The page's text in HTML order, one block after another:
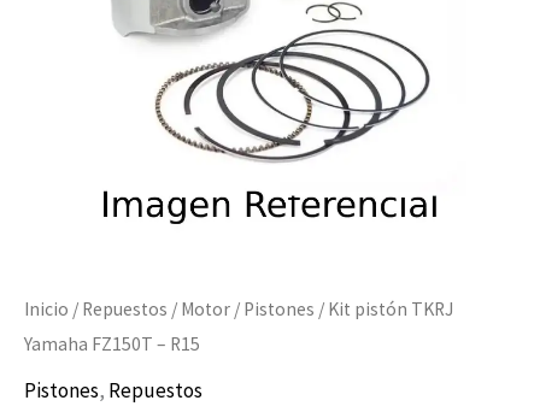
Inicio / Repuestos / Motor / Pistones / Kit pistón TKRJ
Yamaha FZ150T – R15
Pistones, Repuestos